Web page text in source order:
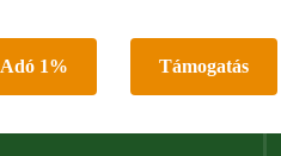
Adó 1% Támogatás